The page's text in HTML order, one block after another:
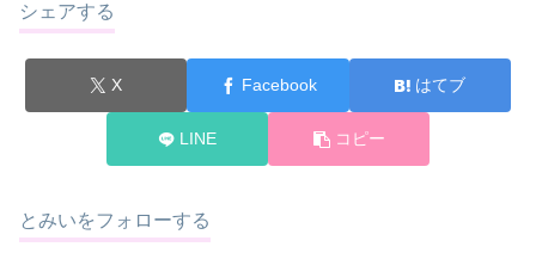
シェアする
X Facebook はてブ
LINE コピー
とみいをフォローする